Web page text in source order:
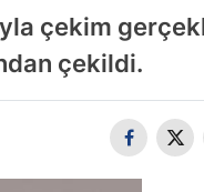
çekim
çekildi.